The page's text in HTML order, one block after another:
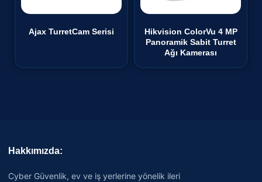
Ajax TurretCam Serisi
Hikvision ColorVu 4 MP
Panoramik Sabit Turret
Ağı Kamerası
Hakkımızda:
Cyber Güvenlik, ev ve iş yerlerine yönelik ileri